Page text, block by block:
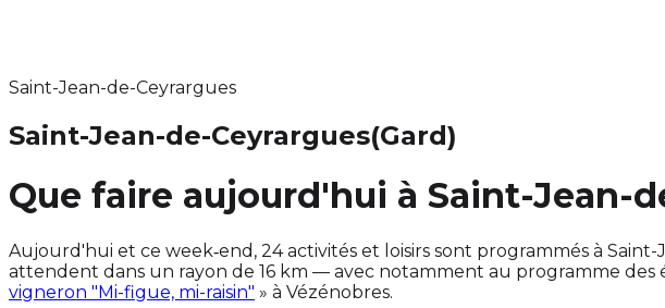
Saint-Jean-de-Ceyrargues
Saint-Jean-de-Ceyrargues(Gard)
Que faire aujourd'hui à Saint-Jean-
Aujourd'hui et ce week‑end, 24 activités et loisirs sont programmés à
attendent dans un rayon de 16 km — avec notamment au programme des
vigneron "Mi-figue, mi-raisin" » à Vézénobres.